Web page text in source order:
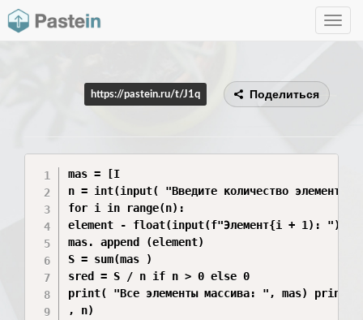
Toggle
https://pastein.ru/t/J1q Поделиться
mas = [I
n = int(input( "Введите количество
for i in range(n):
element - float(input(f"Элемент{i + 1): "))
mas. append (element)
S = sum(mas )
sred = S / n if n > 0 else 0
print( "Все элементы массива: ", mas) print(
, n)